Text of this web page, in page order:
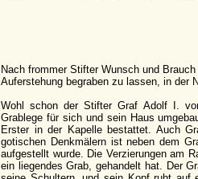
Nach frommer Stifter Wunsch und
Auferstehung begraben zu lassen, in der
Wohl schon der Stifter Graf Adolf I.
Grablege für sich und sein Haus
Erster in der Kapelle bestattet. Auch
gotischen Denkmälern ist neben dem
aufgestellt wurde. Die Verzierungen am
ein liegendes Grab, gehandelt hat. Der